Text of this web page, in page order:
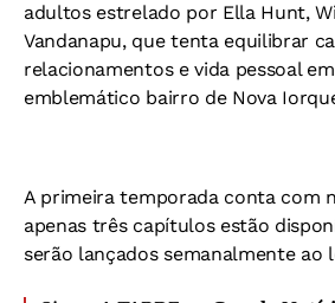
adultos estrelado por Ella Hunt,
Vandanapu, que tenta equilibrar
relacionamentos e vida pessoal
emblemático bairro de Nova
A primeira temporada conta com
apenas três capítulos estão
serão lançados semanalmente ao